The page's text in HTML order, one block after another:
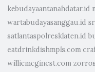
kebudayaantanahdatar.id
wartabudayasanggau.id
satlantaspolresklaten.id
eatdrinkdishmpls.com
williemcginest.com